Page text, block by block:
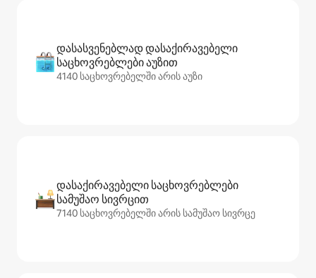
დასასვენებლად დასაქირავებელი
საცხოვრებლები აუზით
4140 საცხოვრებელში არის აუზი
დასაქირავებელი საცხოვრებლები
სამუშაო სივრცით
7140 საცხოვრებელში არის სამუშაო სივრცე